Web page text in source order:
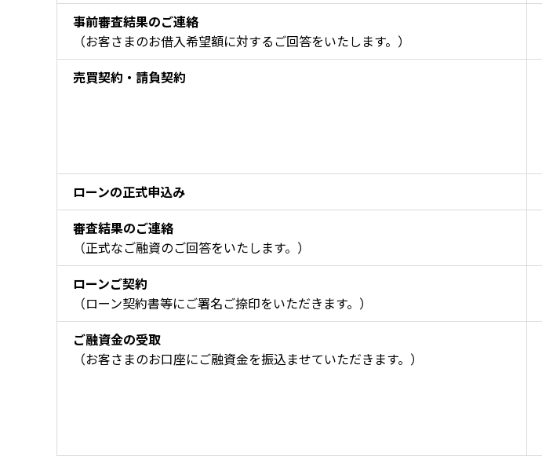
事前審査結果のご連絡
（お客さまのお借入希望額に対するご回答をいたします。）
売買契約・請負契約
ローンの正式申込み
審査結果のご連絡
（正式なご融資のご回答をいたします。）
ローンご契約
（ローン契約書等にご署名ご捺印をいただきます。）
ご融資金の受取
（お客さまのお口座にご融資金を振込ませていただきます。）